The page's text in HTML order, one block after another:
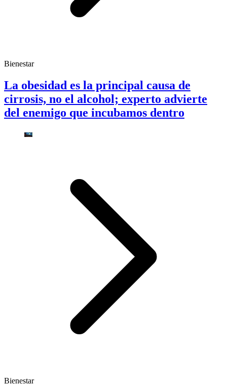
Bienestar
La obesidad es la principal causa de
cirrosis, no el alcohol; experto advierte
del enemigo que incubamos dentro
Bienestar